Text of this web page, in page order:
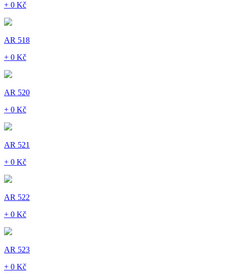
+ 0 Kč
AR 518
+ 0 Kč
AR 520
+ 0 Kč
AR 521
+ 0 Kč
AR 522
+ 0 Kč
AR 523
+ 0 Kč